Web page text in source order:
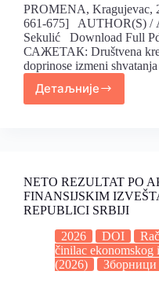
PROMENA, Kragujevac,
661-675] AUTHOR(S) /
Sekulić Download Full
САЖЕТАК: Društvena
doprinose izmeni
Детаљније
NETO REZULTAT PO
FINANSIJSKIM
REPUBLICI SRBIJI
2026
DOI
činilac ekonomskog
(2026)
Зборници